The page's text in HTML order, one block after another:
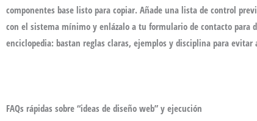
componentes base listo para copiar. Añade una lista de control
con el sistema mínimo y enlázalo a tu formulario de contacto para
enciclopedia: bastan reglas claras, ejemplos y disciplina para
FAQs rápidas sobre “ideas de diseño web” y ejecución